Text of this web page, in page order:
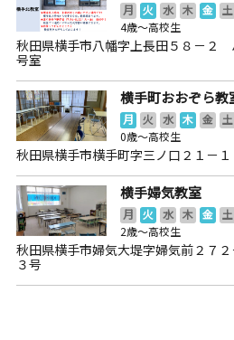
月 火 水 木 金 土
4歳～高校生
秋田県横手市八幡字上長田５８－２
号室
横手町おおぞら教
月 火 水 木 金 土
0歳～高校生
秋田県横手市横手町字三ノ口２１－１
横手婦気教室
月 火 水 木 金 土
2歳～高校生
秋田県横手市婦気大堤字婦気前２７
３号